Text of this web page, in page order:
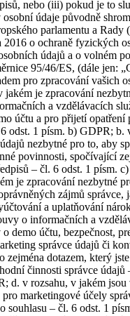
nebo (iii) pokud je to
údaje původně
parlamentu a Rady
2016 o ochraně fyzických
údajů a o volném
95/46/ES, (dále jen:
pro zpracování vašich
jakém je zpracování
a vzdělávacích
účtu a pro přijetí opatření
odst. 1 písm. b) GDPR; b.
nezbytné pro to, aby
povinnosti, spočívající
– čl. 6 odst. 1 písm.
je zpracování nezbytné
zájmů správce,
a uplatňování
o informačních a
demo účtu, bezpečnost,
správce údajů či
zejména dotazem, který
činnosti správce údajů
d. v rozsahu, v jakém jsou
marketingové účely
souhlasu – čl. 6 odst. 1